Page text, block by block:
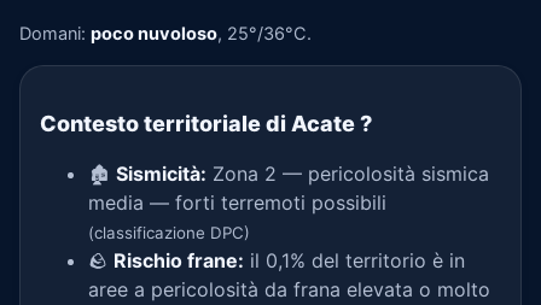
Domani: poco nuvoloso, 25°/36°C.
Contesto territoriale di Acate?
🏚️ Sismicità: Zona 2 — pericolosità sismica
media — forti terremoti possibili
(classificazione DPC)
🪨 Rischio frane: il 0,1% del territorio è in
aree a pericolosità da frana elevata o molto